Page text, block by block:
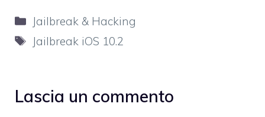
Categorie
Jailbreak & Hacking
Tag
Jailbreak iOS 10.2
Lascia un commento